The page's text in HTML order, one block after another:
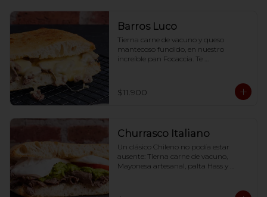
Barros Luco
Tierna carne de vacuno y queso
mantecoso fundido, en nuestro
increíble pan Focaccia. Te
tome la crocancia óptima ;)
$11.900
Churrasco Italiano
Un clásico Chileno no podía estar
ausente: Tierna carne de vacuno,
Mayonesa artesanal, palta Hass y
para que tome la crocancia óptima ;)